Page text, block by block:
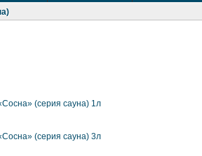
(серия сауна) 1л
(серия сауна) 3л